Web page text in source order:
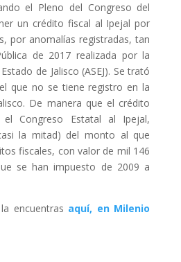
el Pleno del Congreso del
un crédito fiscal al Ipejal por
por anomalías registradas, tan
de 2017 realizada por la
de Jalisco (ASEJ). Se trató
que no se tiene registro en la
De manera que el crédito
Congreso Estatal al Ipejal,
la mitad) del monto al que
fiscales, con valor de mil 146
se han impuesto de 2009 a
encuentras aquí, en Milenio